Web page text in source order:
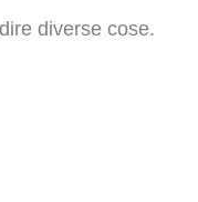
diverse cose.